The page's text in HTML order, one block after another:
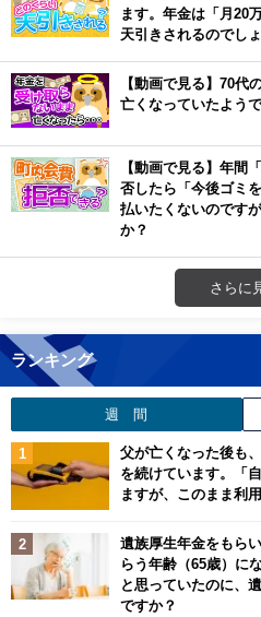
ます。年金は「月20
天引きされるのでし
【動画で見る】70代
亡くなっていたよう
【動画で見る】年間
否したら「今後ゴミ
払いたくないのです
か？
さらに
ランキング
週 間
父が亡くなった後も
を続けています。「
ますが、このまま利
遺族厚生年金をもら
らう年齢（65歳）に
と思っていたのに、
ですか？